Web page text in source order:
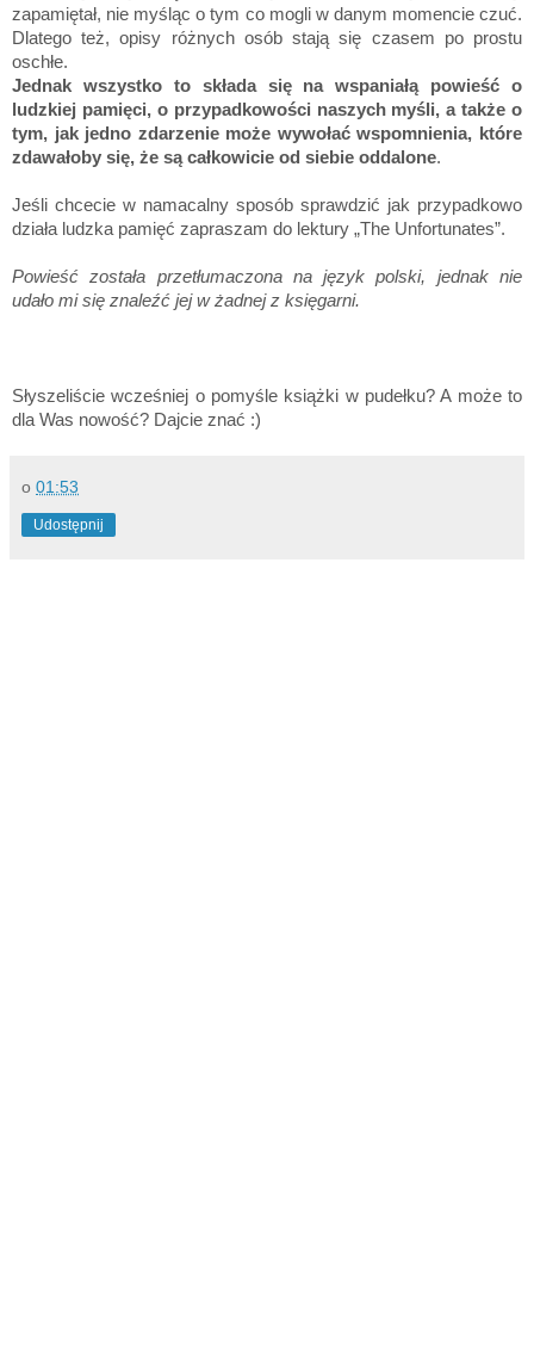
zapamiętał, nie myśląc o tym co mogli w danym momencie czuć.
Dlatego też, opisy różnych osób stają się czasem po prostu
oschłe.
Jednak wszystko to składa się na wspaniałą powieść o
ludzkiej pamięci, o przypadkowości naszych myśli, a także o
tym, jak jedno zdarzenie może wywołać wspomnienia, które
zdawałoby się, że są całkowicie od siebie oddalone.
Jeśli chcecie w namacalny sposób sprawdzić jak przypadkowo
działa ludzka pamięć zapraszam do lektury „The Unfortunates”.
Powieść została przetłumaczona na język polski, jednak nie
udało mi się znaleźć jej w żadnej z księgarni.
Słyszeliście wcześniej o pomyśle książki w pudełku? A może to
dla Was nowość? Dajcie znać :)
o 01:53
Udostępnij